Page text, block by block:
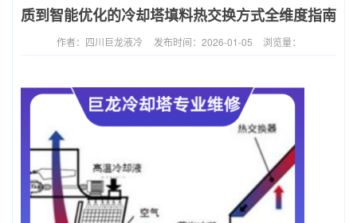
质到智能优化的冷却塔填料热交换方式全维度指南
作者：四川巨龙液冷 发布时间：2026-01-05 浏览量：